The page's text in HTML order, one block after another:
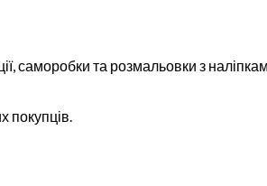
саморобки та розмальовки з
покупців.